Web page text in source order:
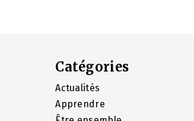
Catégories
Actualités
Apprendre